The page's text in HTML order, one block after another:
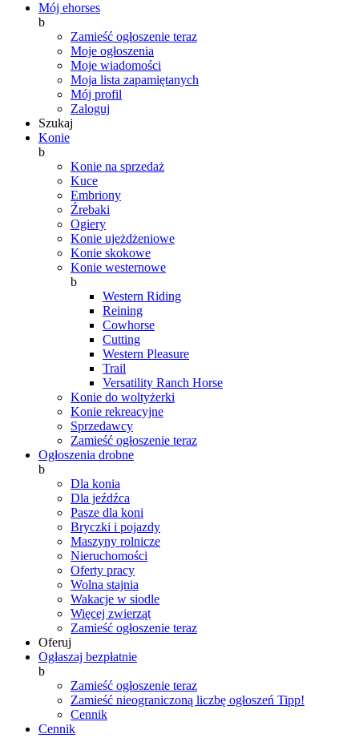
Mój ehorses
b
Zamieść ogłoszenie teraz
Moje ogłoszenia
Moje wiadomości
Moja lista zapamiętanych
Mój profil
Zaloguj
Szukaj
Konie
b
Konie na sprzedaż
Kuce
Embriony
Źrebaki
Ogiery
Konie ujeżdżeniowe
Konie skokowe
Konie westernowe
b
Western Riding
Reining
Cowhorse
Cutting
Western Pleasure
Trail
Versatility Ranch Horse
Konie do woltyżerki
Konie rekreacyjne
Sprzedawcy
Zamieść ogłoszenie teraz
Ogłoszenia drobne
b
Dla konia
Dla jeźdźca
Pasze dla koni
Bryczki i pojazdy
Maszyny rolnicze
Nieruchomości
Oferty pracy
Wolna stajnia
Wakacje w siodle
Więcej zwierząt
Zamieść ogłoszenie teraz
Oferuj
Ogłaszaj bezpłatnie
b
Zamieść ogłoszenie teraz
Zamieść nieograniczoną liczbę ogłoszeń Tipp!
Cennik
Cennik